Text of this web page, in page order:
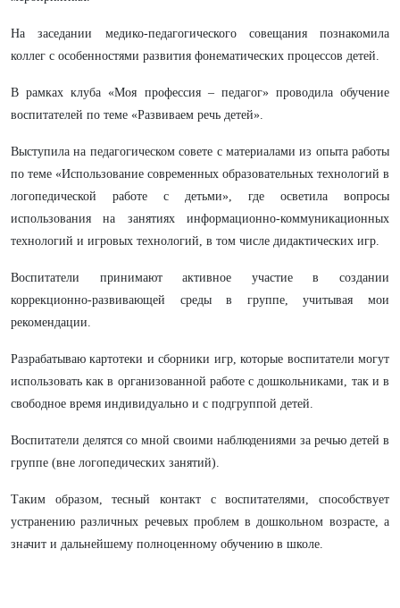
На заседании медико-педагогического совещания познакомила
коллег с особенностями развития фонематических процессов детей.
В рамках клуба «Моя профессия – педагог» проводила обучение
воспитателей по теме «Развиваем речь детей».
Выступила на педагогическом совете с материалами из опыта работы
по теме «Использование современных образовательных технологий в
логопедической работе с детьми», где осветила вопросы
использования на занятиях информационно-коммуникационных
технологий и игровых технологий, в том числе дидактических игр.
Воспитатели принимают активное участие в создании
коррекционно-развивающей среды в группе, учитывая мои
рекомендации.
Разрабатываю картотеки и сборники игр, которые воспитатели могут
использовать как в организованной работе с дошкольниками, так и в
свободное время индивидуально и с подгруппой детей.
Воспитатели делятся со мной своими наблюдениями за речью детей в
группе (вне логопедических занятий).
Таким образом, тесный контакт с воспитателями, способствует
устранению различных речевых проблем в дошкольном возрасте, а
значит и дальнейшему полноценному обучению в школе.